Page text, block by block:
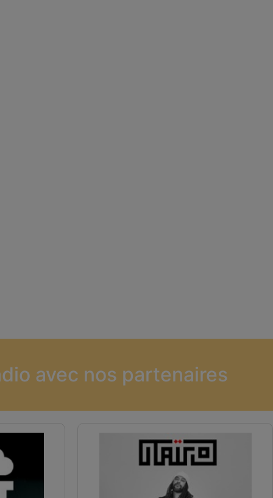
avec nos partenaires